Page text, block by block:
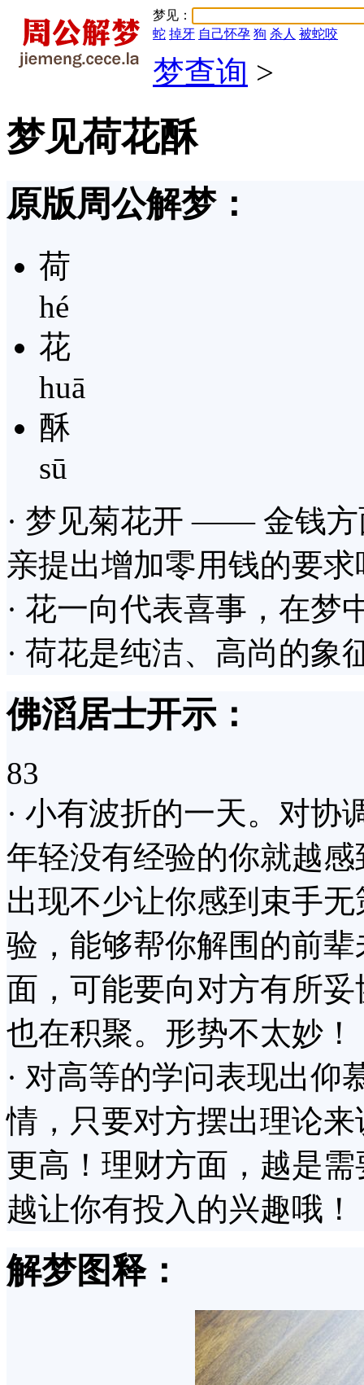
梦见：
蛇 掉牙 自己怀孕 狗 杀人 被蛇咬
梦查询 >
梦见荷花酥
原版周公解梦：
荷
hé
花
huā
酥
sū
· 梦见菊花开 —— 金钱
亲提出增加零用钱的要求
· 花一向代表喜事，在梦
· 荷花是纯洁、高尚的象
佛滔居士开示：
83
· 小有波折的一天。对协
年轻没有经验的你就越
出现不少让你感到束手
验，能够帮你解围的前
面，可能要向对方有所
也在积聚。形势不太妙！
· 对高等的学问表现出仰
情，只要对方摆出理论
更高！理财方面，越是
越让你有投入的兴趣哦！
解梦图释：